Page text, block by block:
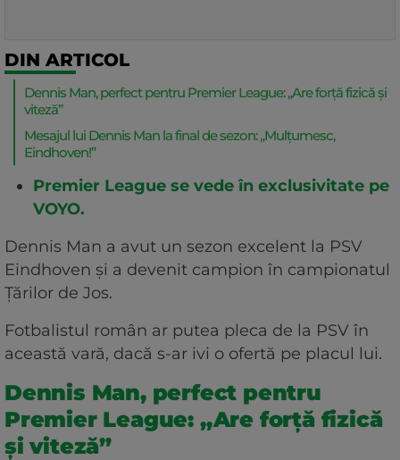
DIN ARTICOL
Dennis Man, perfect pentru Premier League: „Are forță fizică și
viteză”
Mesajul lui Dennis Man la final de sezon: „Mulțumesc,
Eindhoven!”
Premier League se vede în exclusivitate pe
VOYO.
Dennis Man a avut un sezon excelent la PSV
Eindhoven și a devenit campion în campionatul
Țărilor de Jos.
Fotbalistul român ar putea pleca de la PSV în
această vară, dacă s-ar ivi o ofertă pe placul lui.
Dennis Man, perfect pentru
Premier League: „Are forță fizică
și viteză”